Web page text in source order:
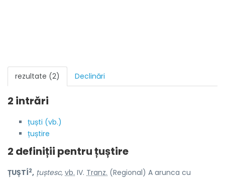
rezultate (2) Declinări
2 intrări
țuști (vb.)
țuștire
2 definiții pentruțuștire
ȚUȘTÍ2, țuștesc, vb. IV. Tranz. (Regional) A arunca cu